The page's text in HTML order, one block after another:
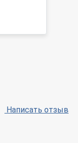
Написать отзыв